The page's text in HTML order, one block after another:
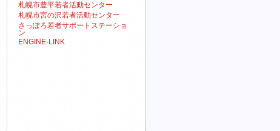
札幌市豊平若者活動センター
札幌市宮の沢若者活動センター
さっぽろ若者サポートステーショ
ン
ENGINE-LINK